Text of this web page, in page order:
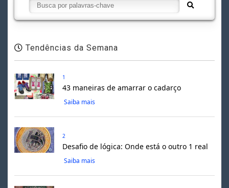
Tendências da Semana
1
43 maneiras de amarrar o cadarço
Saiba mais
2
Desafio de lógica: Onde está o outro 1 real
Saiba mais